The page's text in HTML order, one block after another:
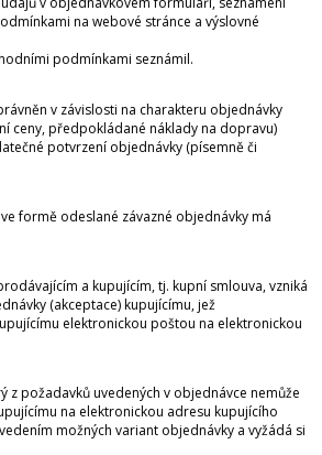
na webové stránce a výslovné
podmínkami seznámil.
v závislosti na charakteru objednávky
ceny, předpokládané náklady na dopravu)
potvrzení objednávky (písemně či
formě odeslané závazné objednávky má
a kupujícím, tj. kupní smlouva, vzniká
(akceptace) kupujícímu, jež
elektronickou poštou na elektronickou
z požadavků uvedených v objednávce nemůže
na elektronickou adresu kupujícího
možných variant objednávky a vyžádá si